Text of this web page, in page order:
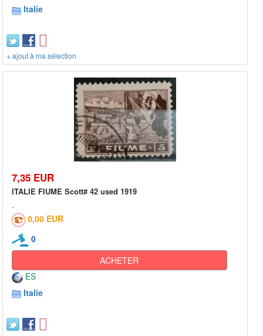
Italie
+ ajout à ma sélection
7,35 EUR
ITALIE FIUME Scott# 42 used 1919
0,00 EUR
0
ACHETER
ES
Italie